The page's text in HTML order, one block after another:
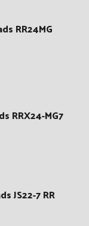
RR24MG
RRX24-MG7
JS22-7 RR